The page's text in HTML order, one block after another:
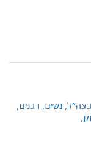
נשים, רבנים,